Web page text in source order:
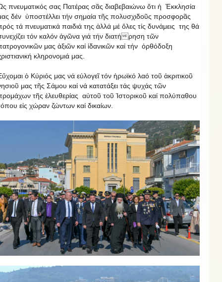
πνευματικός σας Πατέρας σᾶς διαβεβαιώνω ὅτι ἡ Ἐκκλησία
δέν ὑποστέλλει τήν σημαία τῆς πολυσχιδοῦς προσφορᾶς
τά πνευματικά παιδιά της ἀλλά μέ ὅλες τίς δυνάμεις της θά
τόν καλόν ἀγῶνα γιά τήν διατήρηση τῶν
μας ἀξιῶν καί ἰδανικῶν καί τήν ὀρθόδοξη
κληρονομιά μας.
ὁ Κύριός μας νά εὐλογεῖ τόν ἡρωϊκό λαό τοῦ ἀκριτικοῦ
μας τῆς Σάμου καί νά κατατάξει τάς ψυχάς τῶν
τῆς ἐλευθερίας αὐτοῦ τοῦ Ἱστορικοῦ καί πολύπαθου
εἰς χώραν ζώντων καί δικαίων.